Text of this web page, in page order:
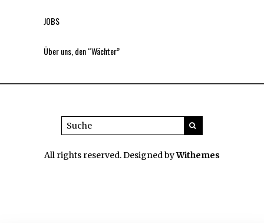
JOBS
Über uns, den “Wächter”
All rights reserved. Designed byWithemes